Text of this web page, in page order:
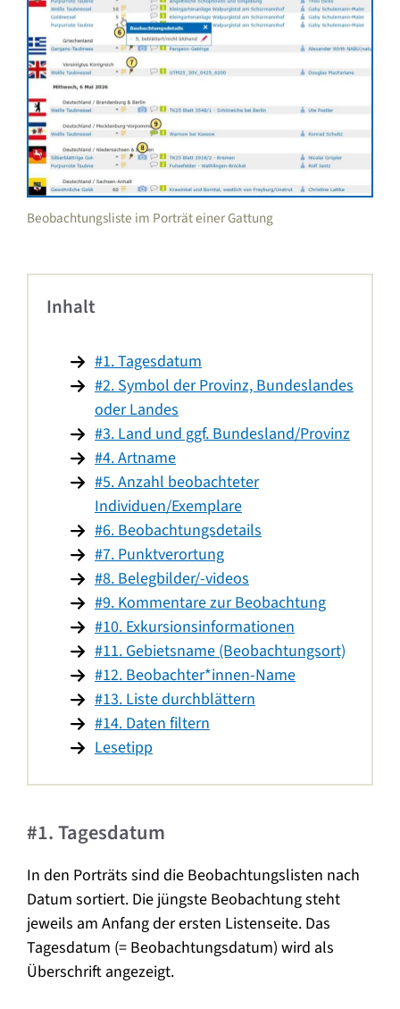
Beobachtungsliste im Porträt einer Gattung
Inhalt
#1. Tagesdatum
#2. Symbol der Provinz, Bundeslandes
oder Landes
#3. Land und ggf. Bundesland/Provinz
#4. Artname
#5. Anzahl beobachteter
Individuen/Exemplare
#6. Beobachtungsdetails
#7. Punktverortung
#8. Belegbilder/-videos
#9. Kommentare zur Beobachtung
#10. Exkursionsinformationen
#11. Gebietsname (Beobachtungsort)
#12. Beobachter*innen-Name
#13. Liste durchblättern
#14. Daten filtern
Lesetipp
#1. Tagesdatum
In den Porträts sind die Beobachtungslisten nach
Datum sortiert. Die jüngste Beobachtung steht
jeweils am Anfang der ersten Listenseite. Das
Tagesdatum (= Beobachtungsdatum) wird als
Überschrift angezeigt.